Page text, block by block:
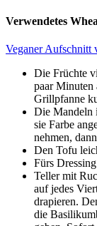
Verwendetes
Veganer Aufschnitt
Die Früchte
paar Minuten
Grillpfanne
Die Mandeln
sie Farbe
nehmen,
Den Tofu
Fürs
Teller mit
auf jedes
drapieren.
die